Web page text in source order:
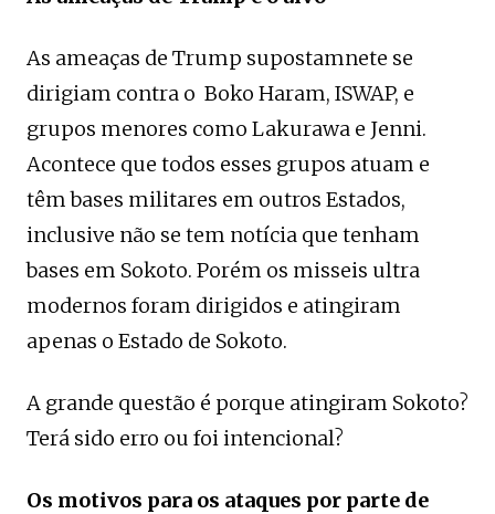
As ameaças de Trump supostamnete se
dirigiam contra o Boko Haram, ISWAP, e
grupos menores como Lakurawa e Jenni.
Acontece que todos esses grupos atuam e
têm bases militares em outros Estados,
inclusive não se tem notícia que tenham
bases em Sokoto. Porém os misseis ultra
modernos foram dirigidos e atingiram
apenas o Estado de Sokoto.
A grande questão é porque atingiram Sokoto?
Terá sido erro ou foi intencional?
Os motivos para os ataques por parte de